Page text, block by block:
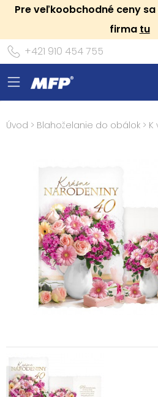
Pre veľkoobchodné ceny
firma tu
+421 910 454 755
Úvod > Blahoželanie do obálok > K